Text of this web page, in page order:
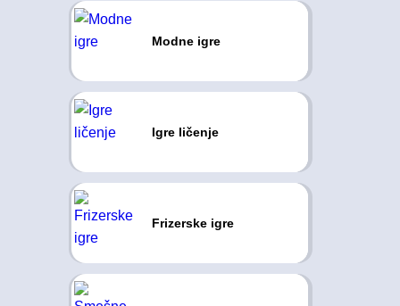
Modne igre
Igre ličenje
Frizerske igre